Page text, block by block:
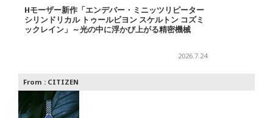
Hモーザー新作「エンデバー・ミニッツリピーター
シリンドリカル トゥールビヨン スケルトン コズミ
ックレイン」～光の中に浮かび上がる精密機械
2026.7.24
From : CITIZEN